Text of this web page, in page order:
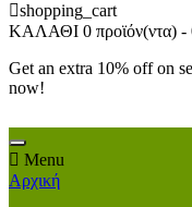
shopping_cart
ΚΑΛΑΘΙ 0 προϊόν(ντα) -
Get an extra 10% off on
now!
Menu
Αρχική